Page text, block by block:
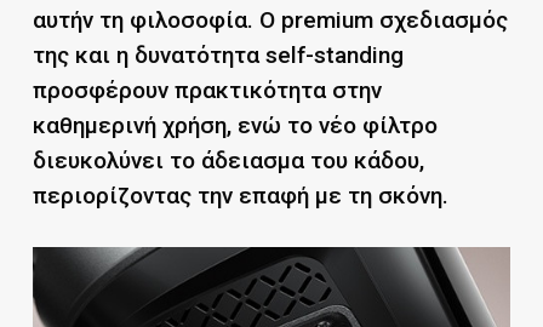
αυτήν τη φιλοσοφία. Ο premium σχεδιασμός
της και η δυνατότητα self-standing
προσφέρουν πρακτικότητα στην
καθημερινή χρήση, ενώ το νέο φίλτρο
διευκολύνει το άδειασμα του κάδου,
περιορίζοντας την επαφή με τη σκόνη.